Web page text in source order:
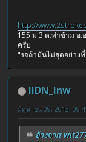
http://
155 ม.3 ต.ท่าข้าม อ.
ครับ
"รถถ้ามันไม่สุดอย่าง
IIDN_Inw
มิถุนายน 09, 2013,
อ้างจาก: